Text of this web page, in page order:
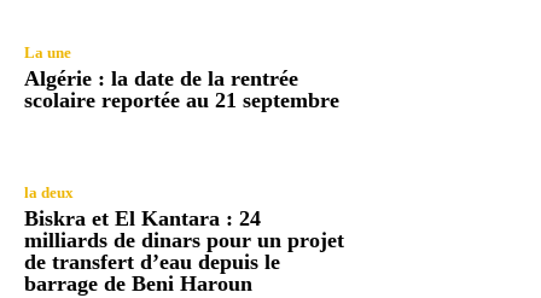
La une
Algérie : la date de la rentrée
scolaire reportée au 21 septembre
la deux
Biskra et El Kantara : 24
milliards de dinars pour un projet
de transfert d’eau depuis le
barrage de Beni Haroun